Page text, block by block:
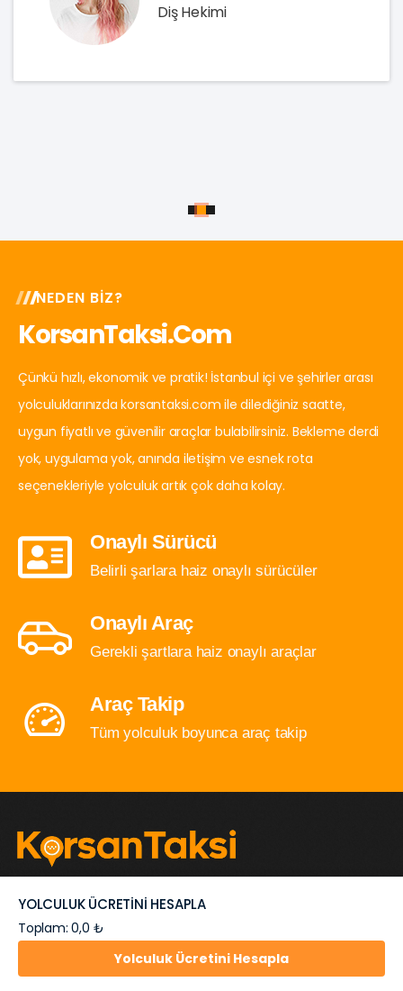
Diş Hekimi
NEDEN BIZ?
KorsanTaksi.com
Çünkü hızlı, ekonomik ve pratik! İstanbul içi ve şehirler arası
yolculuklarınızda korsantaksi.com ile dilediğiniz saatte,
uygun fiyatlı ve güvenilir araçlar bulabilirsiniz. Bekleme derdi
yok, uygulama yok, anında iletişim ve esnek rota
seçenekleriyle yolculuk artık çok daha kolay.
Onaylı Sürücü
Belirli şarlara haiz onaylı sürücüler
Onaylı Araç
Gerekli şartlara haiz onaylı araçlar
Araç Takip
Tüm yolculuk boyunca araç takip
İstanbul içi ve şehirlerarası ulaşımda avantajlı fiyat ile
hızlı ve esnek çözümler...
YOLCULUK ÜCRETİNİ HESAPLA
Toplam: 0,0 ₺
Yolculuk Ücretini Hesapla